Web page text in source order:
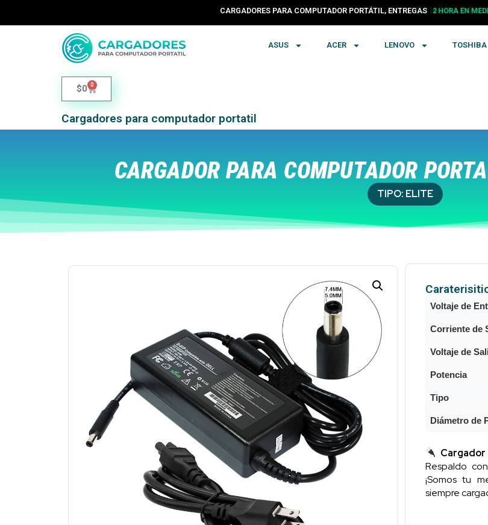
CARGADORES PARA COMPUTADOR PORTÁTIL, ENTREGAS 24 HORAS EN
ASUS ACER LENOVO TOSHIBA
$0 0
Cargadores para computador portatil
CARGADOR PARA COMPUTADOR
TIPO: ELITE
Voltaje de
Corriente de
Voltaje de
Potencia
Tipo
Diámetro de
Respaldo
¡Somos tu
siempre